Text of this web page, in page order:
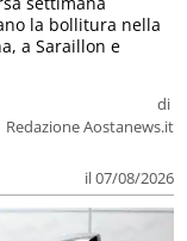
di
Redazione Aostanews.it
il 07/08/2026
la bollitura nella
a Saraillon e